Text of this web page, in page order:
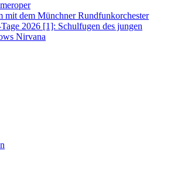
mit dem Münchner Rundfunkorchester
2026 [1]: Schulfugen des jungen
Nirvana